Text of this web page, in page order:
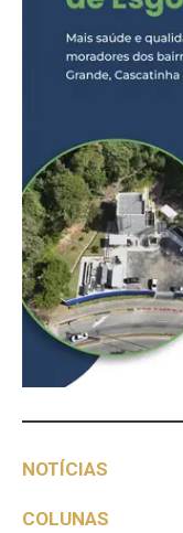
NOTÍCIAS
COLUNAS